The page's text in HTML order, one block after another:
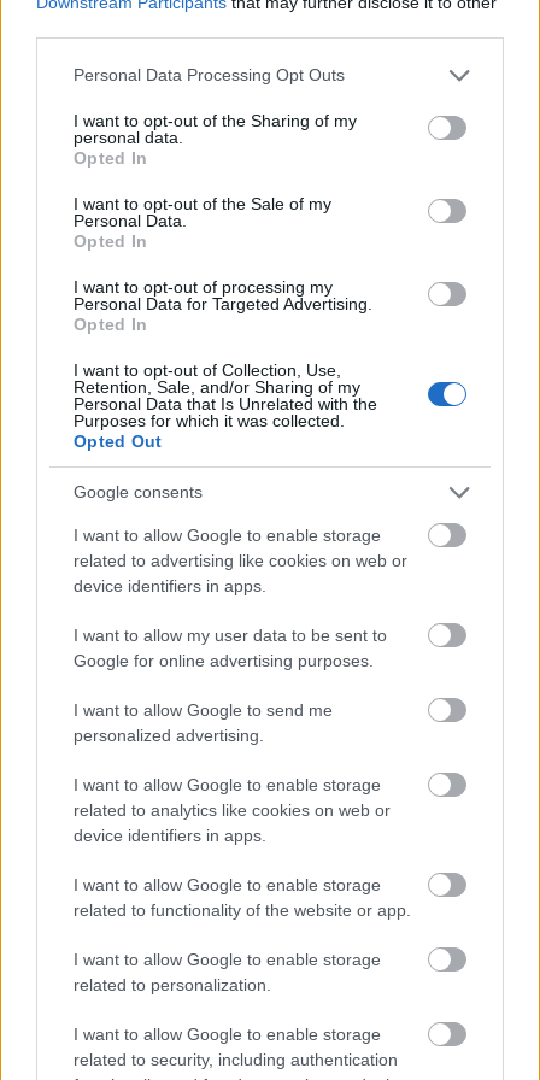
Please note that this website/app uses one or more Google
not limited to your visit or usage behaviour. You may click to
grant or deny consent to Google and its third-party tags to
use your data for below specified purposes in below Google
consent section.
Personal Data Processing Opt Outs
I want to opt-out of the Sharing of my
personal data.
Opted In
I want to opt-out of the Sale of my
Personal Data.
Opted In
I want to opt-out of processing my
Personal Data for Targeted Advertising.
Opted In
I want to opt-out of Collection, Use,
Retention, Sale, and/or Sharing of my
Personal Data that Is Unrelated with the
Purposes for which it was collected.
Opted Out
Google consents
I want to allow Google to enable storage
related to advertising like cookies on web or
device identifiers in apps.
I want to allow my user data to be sent to
Google for online advertising purposes.
I want to allow Google to send me
personalized advertising.
I want to allow Google to enable storage
related to analytics like cookies on web or
device identifiers in apps.
I want to allow Google to enable storage
related to functionality of the website or app.
I want to allow Google to enable storage
related to personalization.
I want to allow Google to enable storage
related to security, including authentication
Bognár Bogi/GLAMOUR
Hogy kezdtél modellkedni?
Anyuval megállítottak minket az utcán itt Pesten,
hogy ez a kislány milyen szép magas, eljönne-e egy
válogatásra, mire ő igent mondott. Nem voltam
kiváló tanuló, igazából nem is nagyon érdekelt
semmi, és kitaláltuk, hogy megpróbálom a
„színészkedést”, ahogy mifelénk hívták.
Szécsényben, húsz évvel ezelőtt az, hogy a gyerek
színész lesz, jól hangzott, de azért aztán majd
biztosan dolgozik valami normálisat is, tudod.
De nem vettek fel. Nagyon rosszul éreztem magam
a felvételin, már az épületbe belépve görcsbe
rándult a gyomrom. Azt láttam, hogy mindenki
Csehovval a hóna alatt jön-megy, szimatszatyorral,
lilára festett hajjal, nagy sállal a nyakában. Én meg
jöttem a kis fehér blúzomban. Borzasztóan kínosan
mondtam a verset, a monológot, és nem sikerült jól.
Nem éreztem nagy kudarcnak, mert tényleg nem
sugároztam, hogy művészalkat vagyok. Felvételi
után hazamentem, öszszesöpörtem az udvart,
tettem a dolgom, ahogy szoktam.